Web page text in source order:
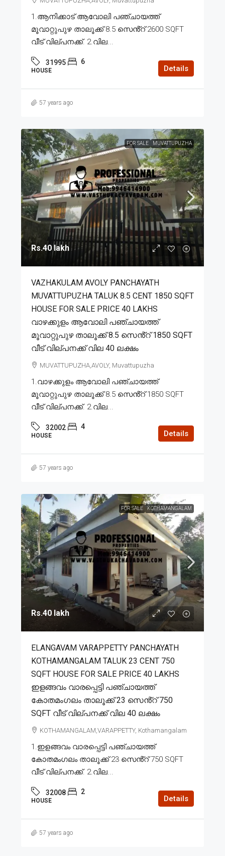
1.ആനിക്കാട് ആവോലി പഞ്ചായത്ത്
മൂവാറ്റുപുഴ താലൂക്ക് 8.5 സെൻ്റ് 2600 SQFT
വീട് വില്പനക്ക്. 2.വില...
31995 6
HOUSE Details
57 years ago
FOR SALE MUVATTUPUZHA
Rs.40 lakh
VAZHAKULAM AVOLY PANCHAYATH
MUVATTUPUZHA TALUK 8.5 CENT 1850 SQFT
HOUSE FOR SALE PRICE 40 LAKHS
വാഴക്കുളം ആവോലി പഞ്ചായത്ത്
മൂവാറ്റുപുഴ താലൂക്ക് 8.5 സെൻ്റ് 1850 SQFT
വീട് വില്പനക്ക് വില 40 ലക്ഷം
MUVATTUPUZHA,AVOLY, Muvattupuzha
1.വാഴക്കുളം ആവോലി പഞ്ചായത്ത്
മൂവാറ്റുപുഴ താലൂക്ക് 8.5 സെൻ്റ് 1850 SQFT
വീട് വില്പനക്ക്. 2.വില...
32002 4
HOUSE Details
57 years ago
FOR SALE KOTHAMANGALAM
Rs.40 lakh
ELANGAVAM VARAPPETTY PANCHAYATH
KOTHAMANGALAM TALUK 23 CENT 750
SQFT HOUSE FOR SALE PRICE 40 LAKHS
ഇളങ്ങവം വാരപ്പെട്ടി പഞ്ചായത്ത്
കോതമംഗലം താലൂക്ക് 23 സെൻ്റ് 750
SQFT വീട് വില്പനക്ക് വില 40 ലക്ഷം
KOTHAMANGALAM,VARAPPETTY, Kothamangalam
1.ഇളങ്ങവം വാരപ്പെട്ടി പഞ്ചായത്ത്
കോതമംഗലം താലൂക്ക് 23 സെൻ്റ് 750 SQFT
വീട് വില്പനക്ക്. 2.വില...
32008 2
HOUSE Details
57 years ago